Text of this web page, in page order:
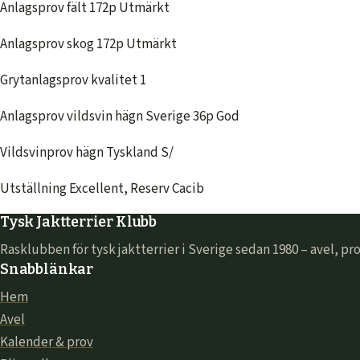
Anlagsprov fält 172p Utmärkt
Anlagsprov skog 172p Utmärkt
Grytanlagsprov kvalitet 1
Anlagsprov vildsvin hägn Sverige 36p God
Vildsvinprov hägn Tyskland S/
Utställning Excellent, Reserv Cacib
Tysk Jaktterrier Klubb
Rasklubben för tysk jaktterrier i Sverige sedan 1980 – avel,
Snabblänkar
Hem
Avel
Kalender & prov